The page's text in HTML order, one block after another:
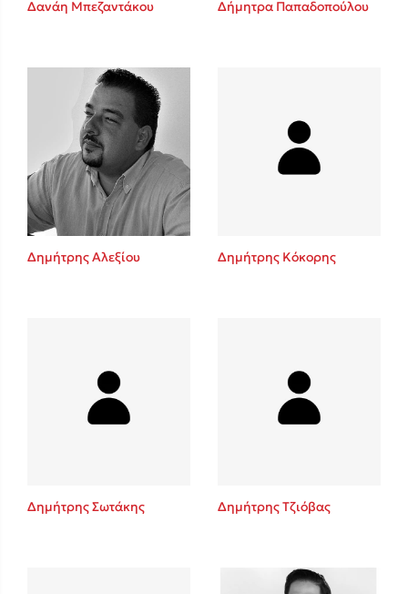
Sebastian Fitzek
Playlist
Δανάη Μπεζαντάκου Δήμητρα Παπαδοπούλου
Δημήτρης Αλεξίου Δημήτρης Κόκορης
Δημήτρης Σωτάκης Δημήτρης Τζιόβας